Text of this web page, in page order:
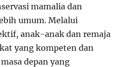
mamalia dan
umum. Melalui
anak-anak dan remaja
yang kompeten dan
depan yang